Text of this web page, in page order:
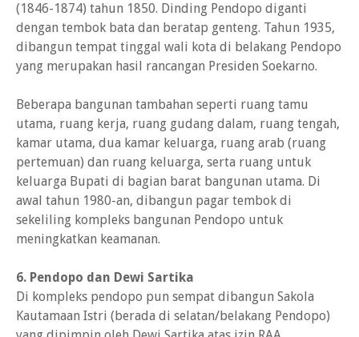
(1846-1874) tahun 1850. Dinding Pendopo diganti
dengan tembok bata dan beratap genteng. Tahun 1935,
dibangun tempat tinggal wali kota di belakang Pendopo
yang merupakan hasil rancangan Presiden Soekarno.
Beberapa bangunan tambahan seperti ruang tamu
utama, ruang kerja, ruang gudang dalam, ruang tengah,
kamar utama, dua kamar keluarga, ruang arab (ruang
pertemuan) dan ruang keluarga, serta ruang untuk
keluarga Bupati di bagian barat bangunan utama. Di
awal tahun 1980-an, dibangun pagar tembok di
sekeliling kompleks bangunan Pendopo untuk
meningkatkan keamanan.
6. Pendopo dan Dewi Sartika
Di kompleks pendopo pun sempat dibangun Sakola
Kautamaan Istri (berada di selatan/belakang Pendopo)